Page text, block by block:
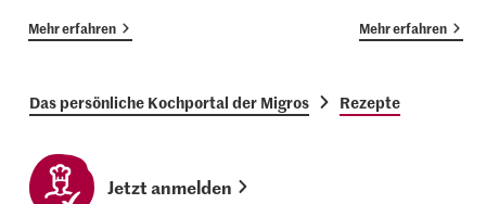
Mehr erfahren Mehr erfahren
Das persönliche Kochportal der Migros Rezepte
Jetzt anmelden